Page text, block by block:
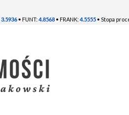
3.5936 • FUNT: 4.8568 • FRANK: 4.5555 • Stopa